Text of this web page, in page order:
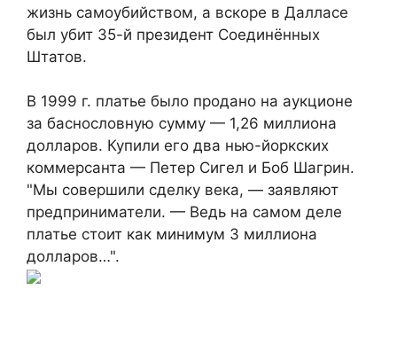
жизнь самоубийством, а вскоре в Далласе
был убит 35-й президент Соединённых
Штатов.
В 1999 г. платье было продано на аукционе
за баснословную сумму — 1,26 миллиона
долларов. Купили его два нью-йоркских
коммерсанта — Петер Сигел и Боб Шагрин.
"Мы совершили сделку века, — заявляют
предприниматели. — Ведь на самом деле
платье стоит как минимум 3 миллиона
долларов…".